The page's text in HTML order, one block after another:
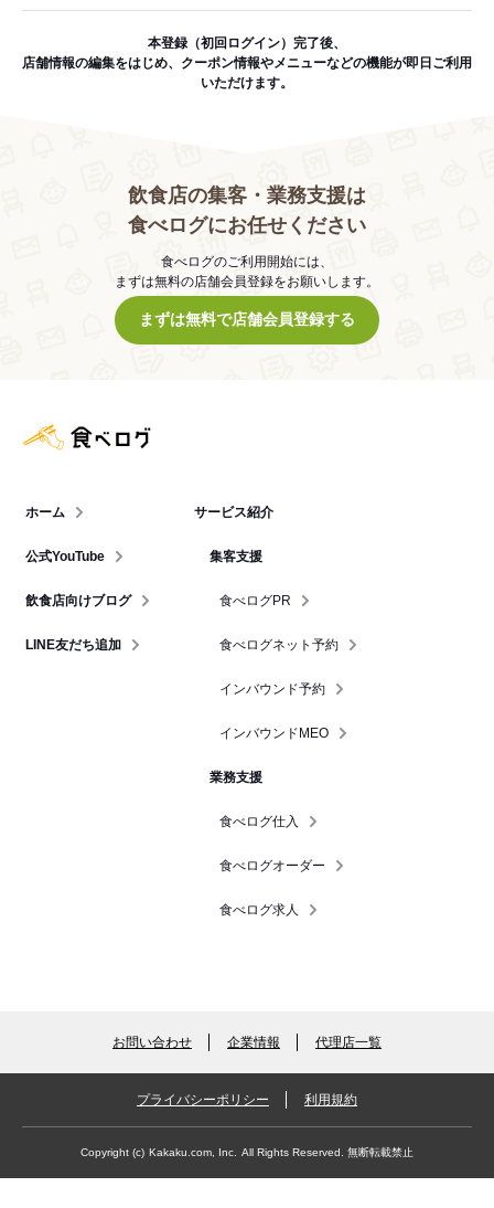
本登録（初回ログイン）完了後、
店舗情報の編集をはじめ、クーポン情報やメニューなどの機能が即日ご利用
いただけます。
飲食店の集客・業務支援は
食べログにお任せください
食べログのご利用開始には、
まずは無料の店舗会員登録をお願いします。
まずは無料で店舗会員登録する
ホーム
公式YouTube
飲食店向けブログ
LINE友だち追加
サービス紹介
集客支援
食べログPR
食べログネット予約
インバウンド予約
インバウンドMEO
業務支援
食べログ仕入
食べログオーダー
食べログ求人
お問い合わせ 企業情報 代理店一覧
プライバシーポリシー 利用規約
Copyright (c) Kakaku.com, Inc. All Rights Reserved. 無断転載禁止